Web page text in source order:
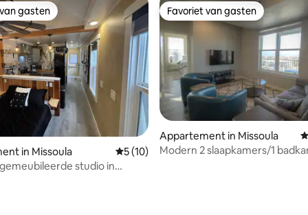
van 5 uit 5, 64 recensies
gasten
gasten
in Missoula Gemiddelde beoordeling van 5 uit 5, 10
5 (10)
studio in
Favoriet van gasten
Favoriet van gasten
Appartement in Missoula
Modern 2 slaapkamers/1